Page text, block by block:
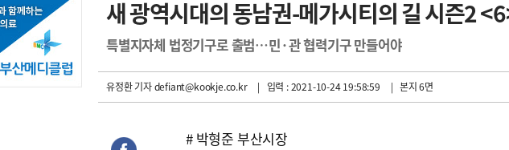
새 광역시대의 동남권-메가시티의 길 시즌2
특별지자체 법정기구로 출범…민·관 협력기구 만들어야
유정환 기자defiant@kookje.co.kr | 입력 : 2021-10-24 19:58:59 | 본지 6면
# 박형준 부산시장